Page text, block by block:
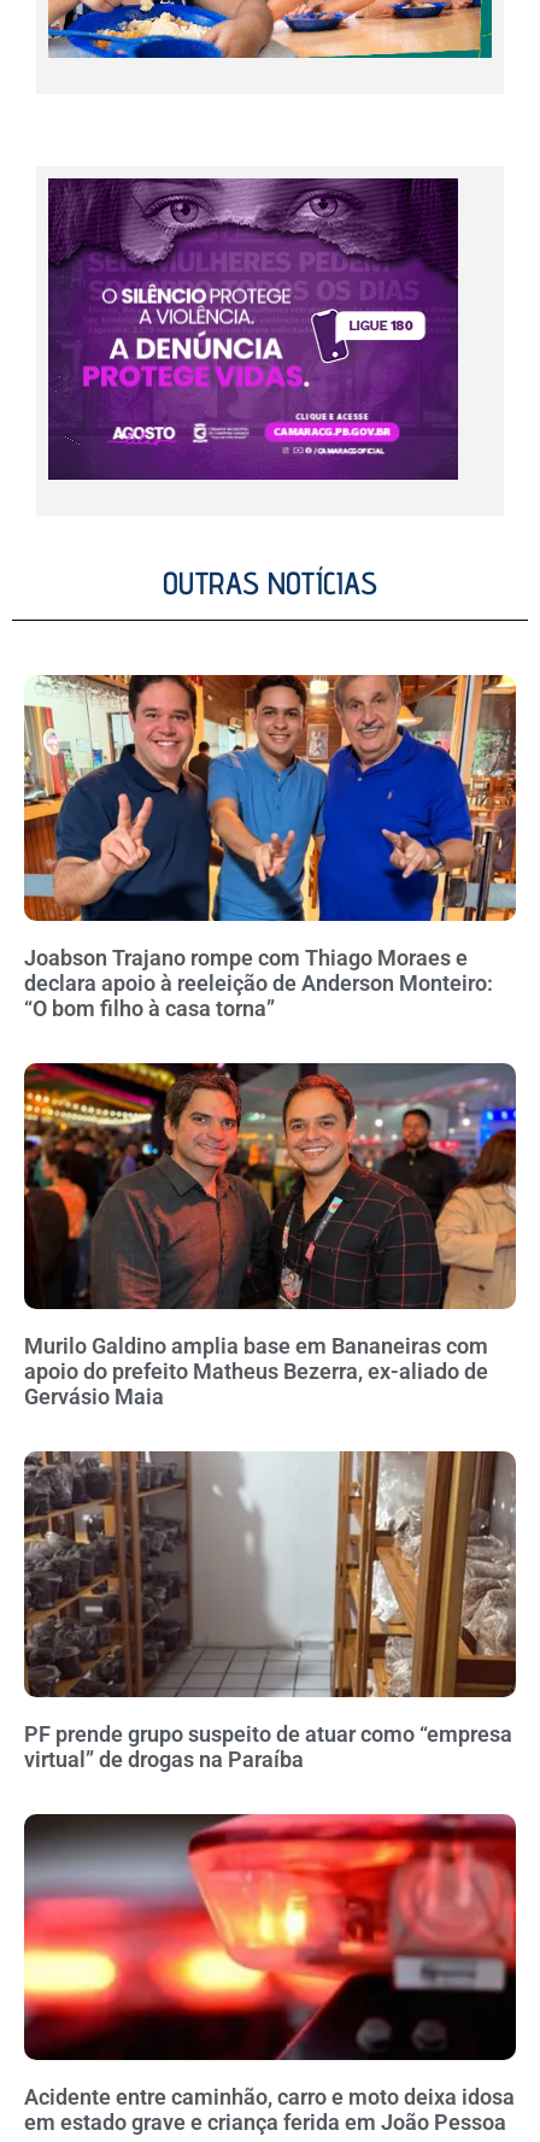
OUTRAS NOTÍCIAS
Joabson Trajano rompe com Thiago Moraes e
declara apoio à reeleição de Anderson Monteiro:
“O bom filho à casa torna”
Murilo Galdino amplia base em Bananeiras com
apoio do prefeito Matheus Bezerra, ex-aliado de
Gervásio Maia
PF prende grupo suspeito de atuar como “empresa
virtual” de drogas na Paraíba
Acidente entre caminhão, carro e moto deixa idosa
em estado grave e criança ferida em João Pessoa